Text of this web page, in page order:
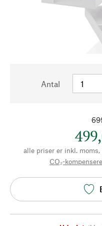
Antal
alle priser er inkl. moms,
CO₂-